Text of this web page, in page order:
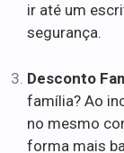
ir até um
segurança.
Desconto
família? Ao
no mesmo
forma mais